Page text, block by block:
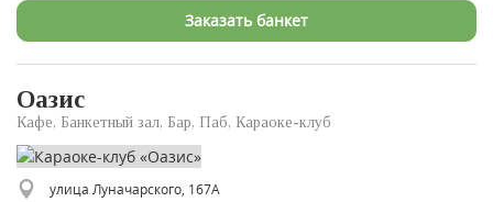
Заказать банкет
Оазис
Кафе, Банкетный зал, Бар, Паб, Караоке-клуб
улица Луначарского, 167А